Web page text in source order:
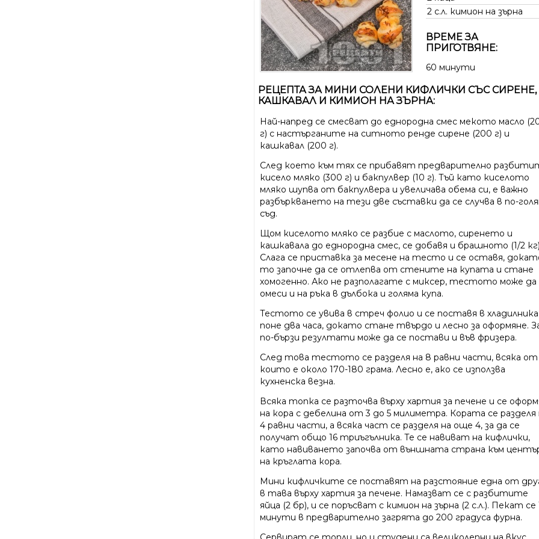
2 с.л. кимион на зърна
ВРЕМЕ ЗА
ПРИГОТВЯНЕ:
60 минути
РЕЦЕПТА ЗА МИНИ СОЛЕНИ КИФЛИЧКИ СЪС СИРЕНЕ,
КАШКАВАЛ И КИМИОН НА ЗЪРНА:
Най-напред се смесват до еднородна смес мекото масло
г) с настърганите на ситното ренде сирене (200 г) и
кашкавал (200 г).
След което към тях се прибавят предварително
кисело мляко (300 г) и бакпулвер (10 г). Тъй като киселото
мляко шупва от бакпулвера и увеличава обема си, е важно
разбъркването на тези две съставки да се случва в по-
съд.
Щом киселото мляко се разбие с маслото, сиренето и
кашкавала до еднородна смес, се добавя и брашното (1/2
Слага се приставка за месене на тесто и се оставя,
то започне да се отлепва от стените на купата и стане
хомогенно. Ако не разполагате с миксер, тестото може да
омеси и на ръка в дълбока и голяма купа.
Тестото се увива в стреч фолио и се поставя в хладилника
поне два часа, докато стане твърдо и лесно за оформяне.
по-бързи резултати може да се постави и във фризера.
След това тестото се разделя на 8 равни части, всяка от
които е около 170-180 грама. Лесно е, ако се използва
кухненска везна.
Всяка топка се разточва върху хартия за печене и се
на кора с дебелина от 3 до 5 милиметра. Кората се разделя
4 равни части, а всяка част се разделя на още 4, за да се
получат общо 16 триъгълника. Те се навиват на кифлички,
като навиването започва от външната страна към
на кръглата кора.
Мини кифличките се поставят на разстояние една от
в тава върху хартия за печене. Намазват се с разбитите
яйца (2 бр), и се поръсват с кимион на зърна (2 с.л.). Пекат се
минути в предварително загрята до 200 градуса фурна.